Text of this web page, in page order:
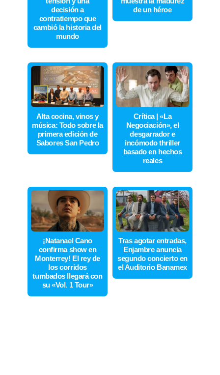
decisión a
contratiempo que
cambió la historia del
mundo
de un héroe
Alta cocina, vinos y
música: Todo sobre la
primera edición de
Sabores San Pedro
Crítica | «La
Negociación», el
desgarrador e
incómodo thriller
basado en hechos
reales
¡Natanael Cano
confirma show en
Monterrey! El rey de
los corridos
tumbados llegará con
su «Vol. 1 Tour»
Tras agotar entradas,
Enjambre anuncia
segundo concierto en
el Auditorio Banamex